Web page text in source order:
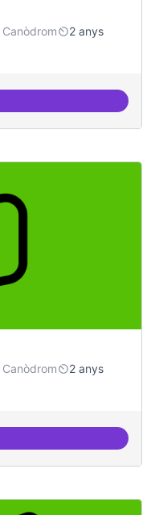
2 anys
d'ILPs
2 anys
Canòdrom